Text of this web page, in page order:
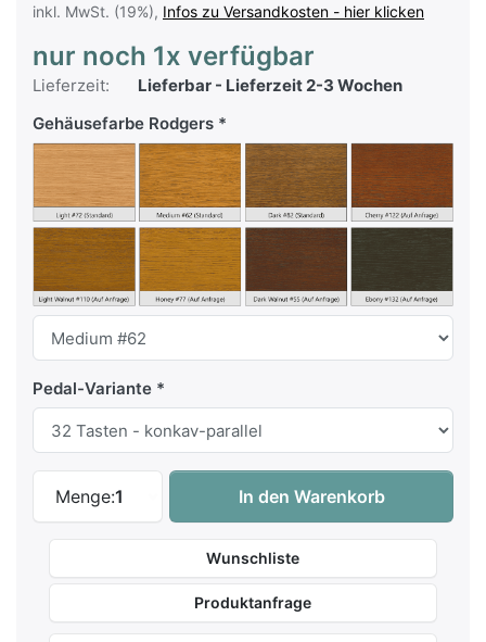
inkl. MwSt. (19%), Infos zu Versandkosten - hier klicken
nur noch 1x verfügbar
Lieferzeit:
Lieferbar - Lieferzeit 2-3 Wochen
Gehäusefarbe Rodgers
Pedal-Variante
Menge:1
Rodgers Artist 599 Orgel -
In den Warenkorb
Wunschliste
Produktanfrage